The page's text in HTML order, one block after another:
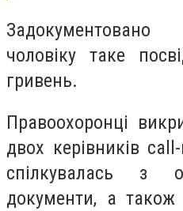
чоловіку таке
гривень.
Правоохоронці
двох керівників
спілкувалась з
документи, а також